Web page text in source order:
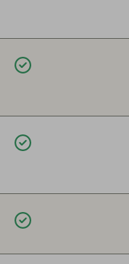
제공됨
제공됨
제공됨